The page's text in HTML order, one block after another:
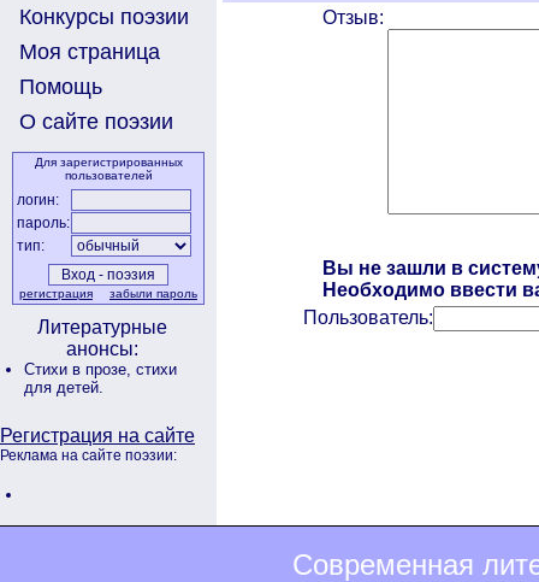
Конкурсы поэзии
Моя страница
Помощь
О сайте поэзии
Для зарегистрированных
пользователей
логин:
пароль:
тип:
регистрация забыли пароль
Литературные
анонсы:
Стихи в прозе, стихи
для детей.
Регистрация на сайте
Реклама на сайте поэзии:
Отзыв:
Вы не зашли в
Необходимо ввести
Пользователь:
Современная